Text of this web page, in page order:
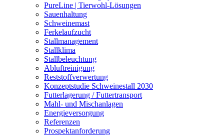
PureLine | Tierwohl-Lösungen
Sauenhaltung
Schweinemast
Ferkelaufzucht
Stallmanagement
Stallklima
Stallbeleuchtung
Abluftreinigung
Reststoffverwertung
Konzeptstudie Schweinestall 2030
Futterlagerung / Futtertransport
Mahl- und Mischanlagen
Energieversorgung
Referenzen
Prospektanforderung